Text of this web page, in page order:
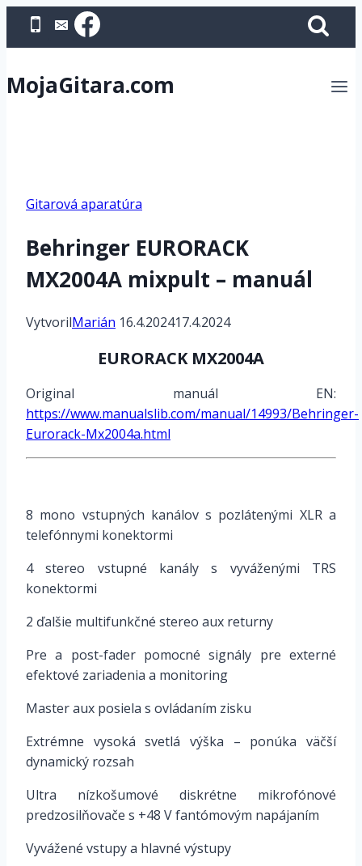
Skip
MojaGitara.com
Gitarová aparatúra
Behringer EURORACK
MX2004A mixpult – manuál
VytvorilMarián 16.4.202417.4.2024
EURORACK MX2004A
Original manuál EN:
https://www.manualslib.com/manual/14993/Behringer-
Eurorack-Mx2004a.html
8 mono vstupných kanálov s pozlátenými XLR a
telefónnymi konektormi
4 stereo vstupné kanály s vyváženými TRS
konektormi
2 ďalšie multifunkčné stereo aux returny
Pre a post-fader pomocné signály pre externé
efektové zariadenia a monitoring
Master aux posiela s ovládaním zisku
Extrémne vysoká svetlá výška – ponúka väčší
dynamický rozsah
Ultra nízkošumové diskrétne mikrofónové
predzosilňovače s +48 V fantómovým napájaním
Vyvážené vstupy a hlavné výstupy